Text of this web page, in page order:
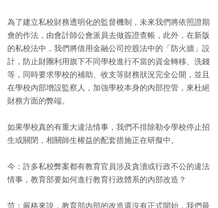
為了建立私校財務透明化的監督機制，未來我們將依照證期
會的作法，由會計師公會派員去做簽證查帳，此外，在新版
的私校法中，我們將借用金融公司控股法中的「防火牆」設
計，防止財團利用旗下不同學校進行不當的資金轉移、洗錢
等，同時要求學校的補助、收支等財務狀況完全公開，並且
在學校內部增設監察人，加強學校本身的內部控管，來杜絕
財務方面的弊端。
如果學校真的有重大違法情事，我們不排除勒令學校停止招
生或關閉，相關師生權益的配套措施正在研擬中。
今：許多私校弊案都有教育官員涉及貪瀆或行政不公的違法
情事，教育部要如何進行教育行政體系的內部改造？
范：嚴格來說，教育部內部的改造還沒有正式開始，我們最